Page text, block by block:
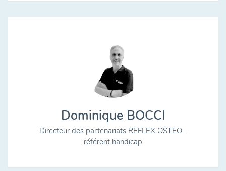
Dominique BOCCI
Directeur des partenariats REFLEX OSTEO -
référent handicap